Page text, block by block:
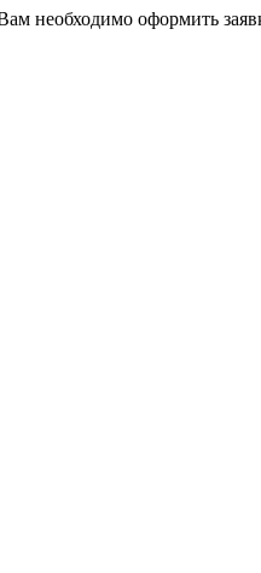
необходимо оформить